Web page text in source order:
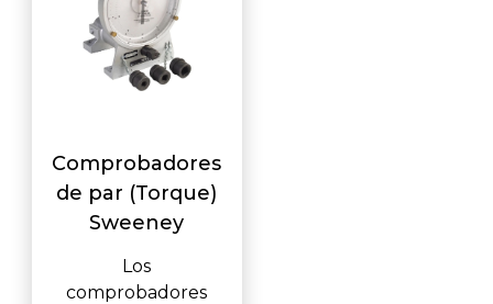
Comprobadores
de par (Torque)
Sweeney
Los
comprobadores